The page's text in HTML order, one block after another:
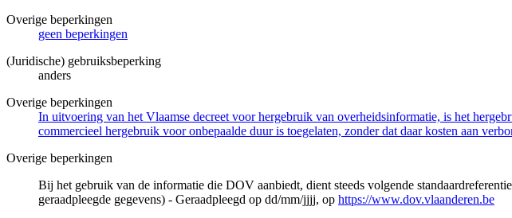
Overige beperkingen
geen beperkingen
(Juridische) gebruiksbeperking
anders
Overige beperkingen
In uitvoering van het Vlaamse decreet voor hergebruik van overheidsinformatie, is het
commercieel hergebruik voor onbepaalde duur is toegelaten, zonder dat daar kosten aan
Overige beperkingen
Bij het gebruik van de informatie die DOV aanbiedt, dient steeds volgende
geraadpleegde gegevens) - Geraadpleegd op dd/mm/jjjj, op https://www.dov.vlaanderen.be